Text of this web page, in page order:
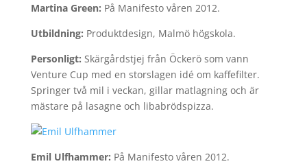
Martina Green: På Manifesto våren 2012.
Utbildning: Produktdesign, Malmö högskola.
Personligt: Skärgårdstjej från Öckerö som vann
Venture Cup med en storslagen idé om kaffefilter.
Springer två mil i veckan, gillar matlagning och är
mästare på lasagne och libabrödspizza.
Emil Ulfhammer: På Manifesto våren 2012.